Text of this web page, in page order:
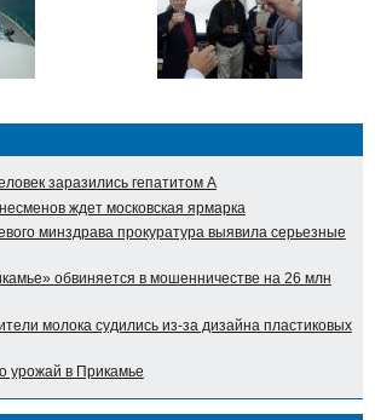
заразились гепатитом А
ждет московская ярмарка
минздрава прокуратура выявила серьезные
обвиняется в мошенничестве на 26 млн
молока судились из-за дизайна пластиковых
урожай в Прикамье